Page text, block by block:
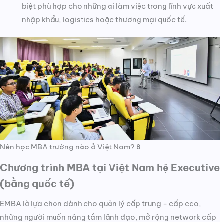
biệt phù hợp cho những ai làm việc trong lĩnh vực xuất
nhập khẩu, logistics hoặc thương mại quốc tế.
Nên học MBA trường nào ở Việt Nam? 8
Chương trình MBA tại Việt Nam hệ Executive
(bằng quốc tế)
EMBA là lựa chọn dành cho quản lý cấp trung – cấp cao,
những người muốn nâng tầm lãnh đạo, mở rộng network cấp